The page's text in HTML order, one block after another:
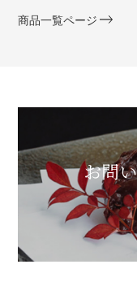
商品一覧ページ
お問